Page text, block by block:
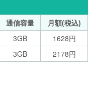
通信容量
月額(税込)
3GB
1628円
3GB 2178円